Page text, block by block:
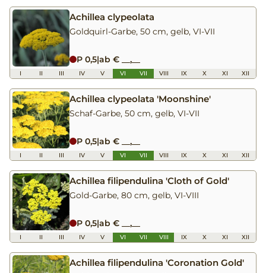
Achillea clypeolata
Goldquirl-Garbe, 50 cm, gelb, VI-VII
P 0,5|ab € __,__
I II III IV V VI VII VIII IX X XI XII
Achillea clypeolata 'Moonshine'
Schaf-Garbe, 50 cm, gelb, VI-VII
P 0,5|ab € __,__
I II III IV V VI VII VIII IX X XI XII
Achillea filipendulina 'Cloth of Gold'
Gold-Garbe, 80 cm, gelb, VI-VIII
P 0,5|ab € __,__
I II III IV V VI VII VIII IX X XI XII
Achillea filipendulina 'Coronation Gold'